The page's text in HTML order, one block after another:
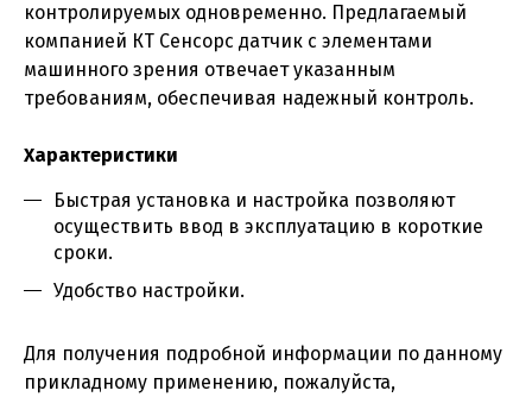
контролируемых одновременно. Предлагаемый
компанией КТ Сенсорс датчик с элементами
машинного зрения отвечает указанным
требованиям, обеспечивая надежный контроль.
Характеристики
Быстрая установка и настройка позволяют
осуществить ввод в эксплуатацию в короткие
сроки.
Удобство настройки.
Для получения подробной информации по данному
прикладному применению, пожалуйста,